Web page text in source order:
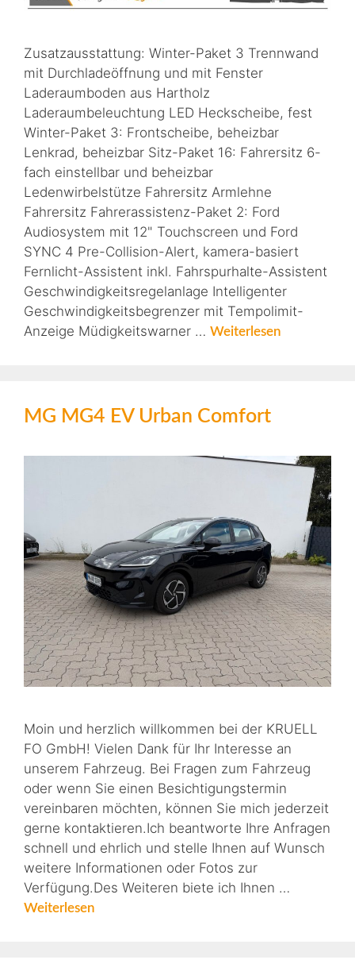
Zusatzausstattung: Winter-Paket 3 Trennwand
mit Durchladeöffnung und mit Fenster
Laderaumboden aus Hartholz
Laderaumbeleuchtung LED Heckscheibe, fest
Winter-Paket 3: Frontscheibe, beheizbar
Lenkrad, beheizbar Sitz-Paket 16: Fahrersitz 6-
fach einstellbar und beheizbar
Ledenwirbelstütze Fahrersitz Armlehne
Fahrersitz Fahrerassistenz-Paket 2: Ford
Audiosystem mit 12" Touchscreen und Ford
SYNC 4 Pre-Collision-Alert, kamera-basiert
Fernlicht-Assistent inkl. Fahrspurhalte-Assistent
Geschwindigkeitsregelanlage Intelligenter
Geschwindigkeitsbegrenzer mit Tempolimit-
Anzeige Müdigkeitswarner … Weiterlesen
MG MG4 EV Urban Comfort
Moin und herzlich willkommen bei der KRUELL
FO GmbH! Vielen Dank für Ihr Interesse an
unserem Fahrzeug. Bei Fragen zum Fahrzeug
oder wenn Sie einen Besichtigungstermin
vereinbaren möchten, können Sie mich jederzeit
gerne kontaktieren.Ich beantworte Ihre Anfragen
schnell und ehrlich und stelle Ihnen auf Wunsch
weitere Informationen oder Fotos zur
Verfügung.Des Weiteren biete ich Ihnen …
Weiterlesen